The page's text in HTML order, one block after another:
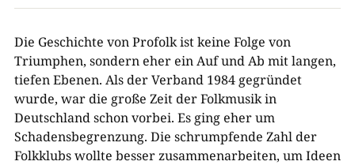
Die Geschichte von Profolk ist keine Folge von
Triumphen, sondern eher ein Auf und Ab mit langen,
tiefen Ebenen. Als der Verband 1984 gegründet
wurde, war die große Zeit der Folkmusik in
Deutschland schon vorbei. Es ging eher um
Schadensbegrenzung. Die schrumpfende Zahl der
Folkklubs wollte besser zusammenarbeiten, um Ideen